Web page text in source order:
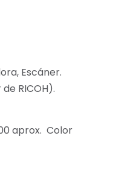
Escáner.
RICOH).
aprox. Color